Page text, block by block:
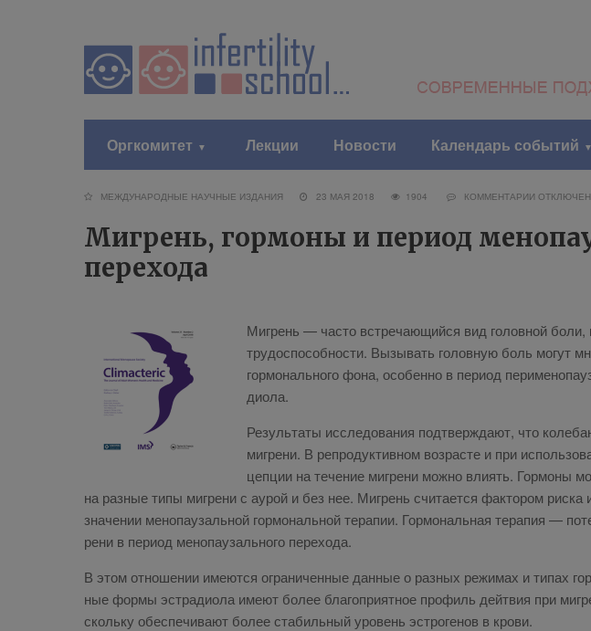
Оргкомитет Лекции Новости Календарь событий
МЕЖДУНАРОДНЫЕ НАУЧНЫЕ ИЗДАНИЯ 23 МАЯ 2018 1904 КОММЕНТАРИИ
Мигрень, гормоны и период
перехода
Миг­рень — ча­сто встре­ча­ю­щий­ся вид го­лов­ной
тру­до­спо­соб­но­сти. Вы­зы­вать го­лов­ную боль мо­гут
гор­мо­наль­но­го фо­на, осо­бен­но в пе­ри­од
диола.
Ре­зуль­та­ты ис­сле­до­ва­ния под­твер­жда­ют, что
миг­ре­ни. В ре­про­дук­тив­ном воз­расте и при
цеп­ции на те­че­ние миг­ре­ни мож­но вли­ять. Гор­мо­ны
на раз­ные ти­пы миг­ре­ни с аурой и без нее. Миг­рень счи­та­ет­ся фак­то­ром
зна­че­нии ме­но­па­у­заль­ной гор­мо­наль­ной те­ра­пии. Гор­мо­наль­ная те­ра­пия —
ре­ни в пе­ри­од ме­но­па­у­заль­но­го пе­рехода.
В этом от­но­ше­нии име­ют­ся огра­ни­чен­ные дан­ные о раз­ных ре­жи­мах и ти­пах
ные фор­мы эст­ра­дио­ла име­ют бо­лее бла­го­при­ят­ное про­филь дейтвия при
сколь­ку обес­пе­чи­ва­ют бо­лее ста­биль­ный уро­вень эст­ро­ге­нов в крови.